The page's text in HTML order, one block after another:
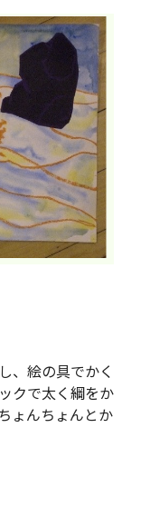
、絵の具でかく
クで太く綱をか
ょんちょんとか